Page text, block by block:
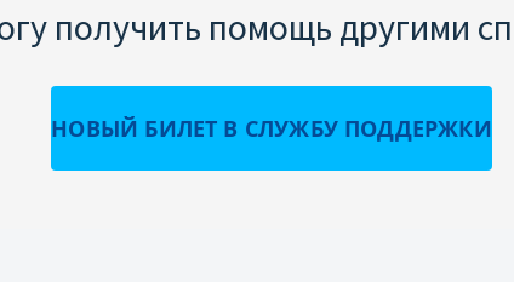
получить помощь другими
НОВЫЙ БИЛЕТ В СЛУЖБУ ПОДДЕРЖКИ